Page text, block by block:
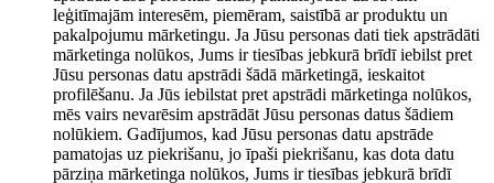
leģitīmajām interesēm, piemēram, saistībā ar produktu un
pakalpojumu mārketingu. Ja Jūsu personas dati tiek apstrādāti
mārketinga nolūkos, Jums ir tiesības jebkurā brīdī iebilst pret
Jūsu personas datu apstrādi šādā mārketingā, ieskaitot
profilēšanu. Ja Jūs iebilstat pret apstrādi mārketinga nolūkos,
mēs vairs nevarēsim apstrādāt Jūsu personas datus šādiem
nolūkiem. Gadījumos, kad Jūsu personas datu apstrāde
pamatojas uz piekrišanu, jo īpaši piekrišanu, kas dota datu
pārziņa mārketinga nolūkos, Jums ir tiesības jebkurā brīdī